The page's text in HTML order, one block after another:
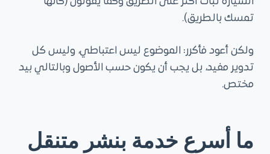
تمسك بالطريق).
ولكن أعود فأكرر: الموضوع ليس اعتباطي، وليس كل
تدوير مفيد، بل يجب أن يكون حسب الأصول وبالتالي بيد
مختص.
ما أسرع خدمة بنشر متنقل